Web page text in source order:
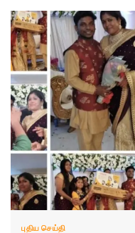
புதிய செய்தி